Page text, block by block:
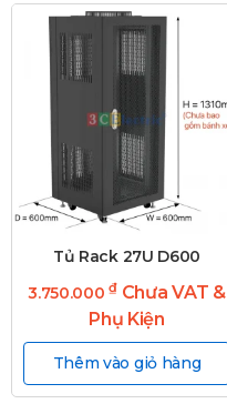
Tủ Rack 27U D600
3.750.000₫ Chưa VAT &
Phụ Kiện
Thêm vào giỏ hàng